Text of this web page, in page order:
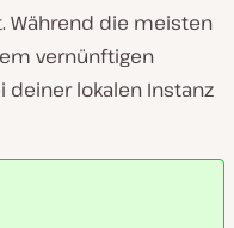
Während die meisten
vernünftigen
deiner lokalen Instanz